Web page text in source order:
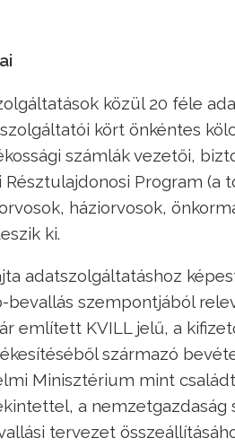
közül 20 féle
kört önkéntes
számlák vezetői,
Program (a
háziorvosok,
ki.
adatszolgáltatáshoz
szempontjából
említett KVILL jelű, a
származó
Minisztérium mint
a nemzetgazdaság
tervezet